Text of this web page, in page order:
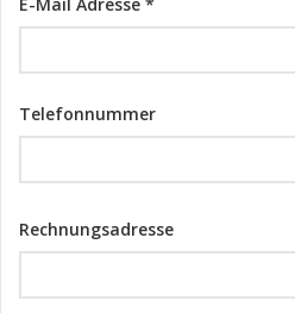
Telefonnummer
Rechnungsadresse